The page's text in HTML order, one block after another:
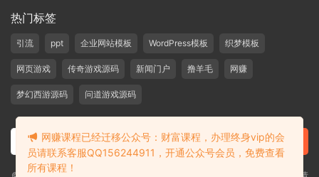
热门标签
引流 ppt 企业网站模板 WordPress模板 织梦模板
网页游戏 传奇游戏源码 新闻门户 撸羊毛 网赚
梦幻西游源码 问道游戏源码
网赚课程已经迁移公众号：财富课程，办理终身vip的会
员请联系客服QQ156244911，开通公众号会员，免费查看
所有课程！